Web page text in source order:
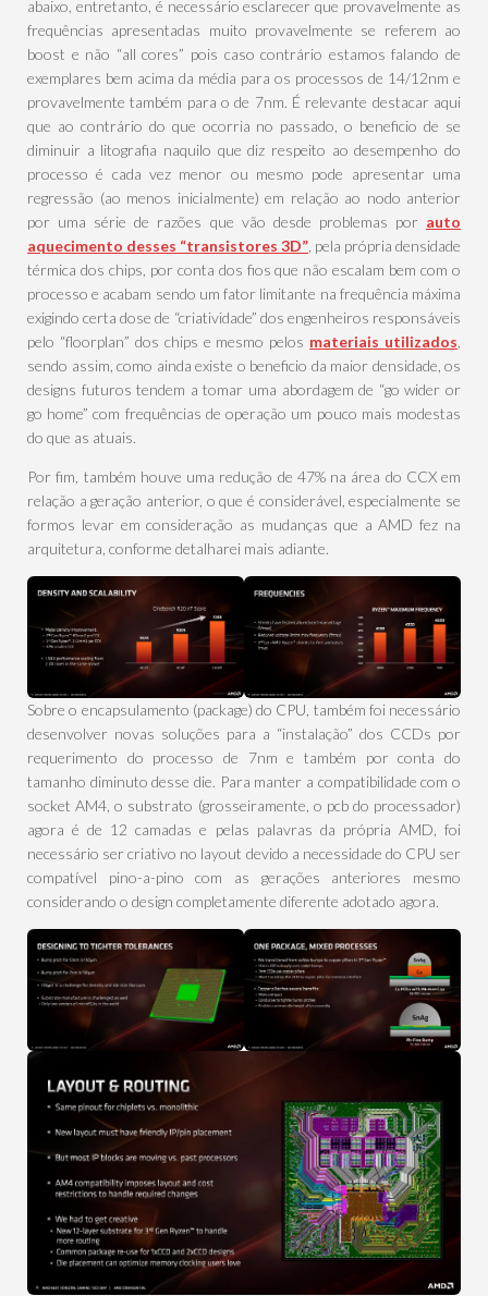
abaixo, entretanto, é necessário esclarecer que provavelmente as
frequências apresentadas muito provavelmente se referem ao
boost e não “all cores” pois caso contrário estamos falando de
exemplares bem acima da média para os processos de 14/12nm e
provavelmente também para o de 7nm. É relevante destacar aqui
que ao contrário do que ocorria no passado, o beneficio de se
diminuir a litografia naquilo que diz respeito ao desempenho do
processo é cada vez menor ou mesmo pode apresentar uma
regressão (ao menos inicialmente) em relação ao nodo anterior
por uma série de razões que vão desde problemas por auto
aquecimento desses “transistores 3D” , pela própria densidade
térmica dos chips, por conta dos fios que não escalam bem com o
processo e acabam sendo um fator limitante na frequência máxima
exigindo certa dose de “criatividade” dos engenheiros responsáveis
pelo “floorplan” dos chips e mesmo pelos materiais utilizados
sendo assim, como ainda existe o beneficio da maior densidade, os
designs futuros tendem a tomar uma abordagem de “go wider or
go home” com frequências de operação um pouco mais modestas
do que as atuais.
Por fim, também houve uma redução de 47% na área do CCX em
relação a geração anterior, o que é considerável, especialmente se
formos levar em consideração as mudanças que a AMD fez na
arquitetura, conforme detalharei mais adiante.
Sobre o encapsulamento (package) do CPU, também foi necessário
desenvolver novas soluções para a “instalação” dos CCDs por
requerimento do processo de 7nm e também por conta do
tamanho diminuto desse die. Para manter a compatibilidade com o
socket AM4, o substrato (grosseiramente, o pcb do processador)
agora é de 12 camadas e pelas palavras da própria AMD, foi
necessário ser criativo no layout devido a necessidade do CPU ser
compatível pino-a-pino com as gerações anteriores mesmo
considerando o design completamente diferente adotado agora.